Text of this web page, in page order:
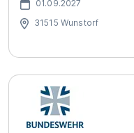
01.09.2027
31515 Wunstorf